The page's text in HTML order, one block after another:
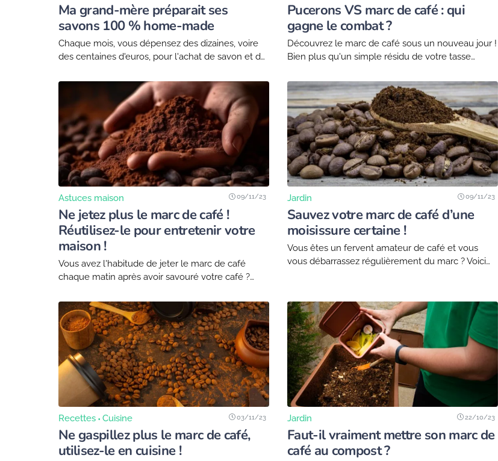
Ma grand-mère préparait ses
savons 100 % home-made
Chaque mois, vous dépensez des dizaines, voire
des centaines d'euros, pour l'achat de savon et de
votre peau en a absolument besoin, et vous...
Pucerons VS marc de café : qui
gagne le combat ?
Découvrez le marc de café sous un nouveau jour !
Bien plus qu'un simple résidu de votre tasse
votre jardin. En...
Ne jetez plus le marc de café !
Réutilisez-le pour entretenir votre
maison !
Astuces maison
Vous avez l'habitude de jeter le marc de café
chaque matin après avoir savouré votre café ?
jetés par personne chaque...
09/11/23
Sauvez votre marc de café d’une
moisissure certaine !
Jardin
Vous êtes un fervent amateur de café et vous
vous débarrassez régulièrement du marc ? Voici
09/11/23
Ne gaspillez plus le marc de café,
utilisez-le en cuisine !
Recettes Cuisine 03/11/23
Faut-il vraiment mettre son marc de
café au compost ?
Jardin 22/10/23